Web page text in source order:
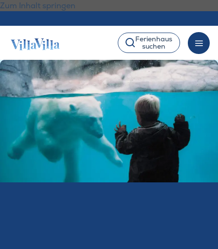
Zum Inhalt springen
Ferienhaus
suchen